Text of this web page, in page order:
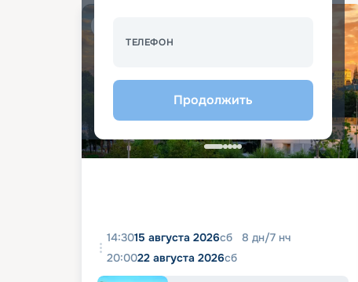
ТЕЛЕФОН
Продолжить
14:3015 августа 2026сб 8 дн/7 нч
20:0022 августа 2026сб